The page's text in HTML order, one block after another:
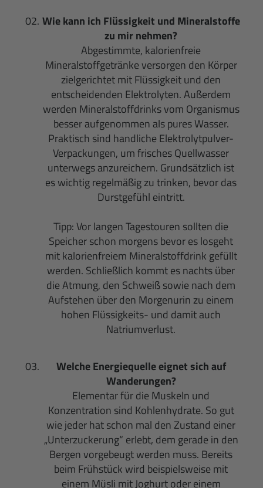
Wie kann ich Flüssigkeit und Mineralstoffe
zu mir nehmen?
Abgestimmte, kalorienfreie
Mineralstoffgetränke versorgen den Körper
zielgerichtet mit Flüssigkeit und den
entscheidenden Elektrolyten. Außerdem
werden Mineralstoffdrinks vom Organismus
besser aufgenommen als pures Wasser.
Praktisch sind handliche Elektrolytpulver-
Verpackungen, um frisches Quellwasser
unterwegs anzureichern. Grundsätzlich ist
es wichtig regelmäßig zu trinken, bevor das
Durstgefühl eintritt.
Tipp: Vor langen Tagestouren sollten die
Speicher schon morgens bevor es losgeht
mit kalorienfreiem Mineralstoffdrink gefüllt
werden. Schließlich kommt es nachts über
die Atmung, den Schweiß sowie nach dem
Aufstehen über den Morgenurin zu einem
hohen Flüssigkeits- und damit auch
Natriumverlust.
Welche Energiequelle eignet sich auf
Wanderungen?
Elementar für die Muskeln und
Konzentration sind Kohlenhydrate. So gut
wie jeder hat schon mal den Zustand einer
„Unterzuckerung“ erlebt, dem gerade in den
Bergen vorgebeugt werden muss. Bereits
beim Frühstück wird beispielsweise mit
einem Müsli mit Joghurt oder einem